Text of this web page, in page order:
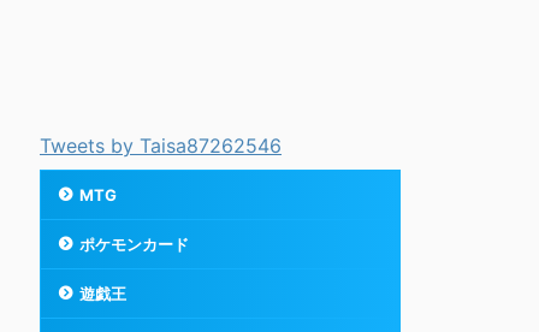
Tweets by Taisa87262546
MTG
ポケモンカード
遊戯王